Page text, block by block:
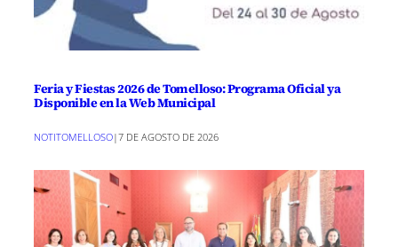
Feria y Fiestas 2026 de Tomelloso: Programa Oficial ya
Disponible en la Web Municipal
NOTITOMELLOSO|7 DE AGOSTO DE 2026